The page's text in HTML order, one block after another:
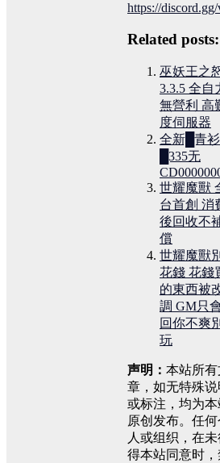
https://
Related posts:
巫妖王之
3.3.5 全自
無營利 高
度伺服器
全新█青
█335无
世耀魔獸
台首創 消
後回收不
償
世耀魔獸別
花錢 花錢
的東西被
調 GM只
回你不爽別
玩
声明： 本站所有
章，如无特殊说
或标注，均为本
原创发布。任何
人或组织，在未
得本站同意时，